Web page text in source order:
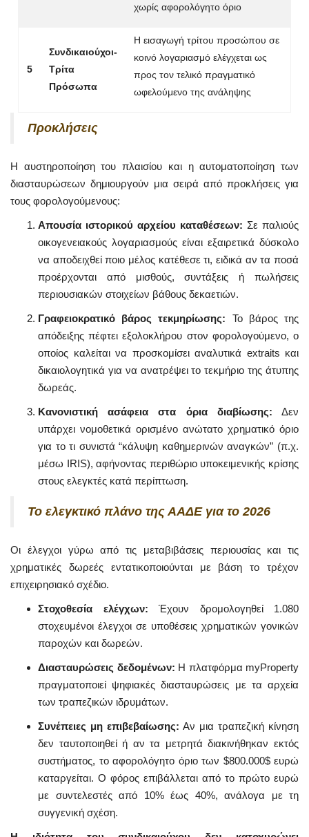
χωρίς αφορολόγητο όριο
5
Συνδικαιούχοι-
Τρίτα
Πρόσωπα
Η εισαγωγή τρίτου προσώπου σε
κοινό λογαριασμό ελέγχεται ως
προς τον τελικό πραγματικό
ωφελούμενο της ανάληψης
Προκλήσεις
Η αυστηροποίηση του πλαισίου και η αυτοματοποίηση των
διασταυρώσεων δημιουργούν μια σειρά από προκλήσεις για
τους φορολογούμενους:
Απουσία ιστορικού αρχείου καταθέσεων: Σε παλιούς
οικογενειακούς λογαριασμούς είναι εξαιρετικά δύσκολο
να αποδειχθεί ποιο μέλος κατέθεσε τι, ειδικά αν τα ποσά
προέρχονται από μισθούς, συντάξεις ή πωλήσεις
περιουσιακών στοιχείων βάθους δεκαετιών.
Γραφειοκρατικό βάρος τεκμηρίωσης: Το βάρος της
απόδειξης πέφτει εξολοκλήρου στον φορολογούμενο, ο
οποίος καλείται να προσκομίσει αναλυτικά extraits και
δικαιολογητικά για να ανατρέψει το τεκμήριο της άτυπης
δωρεάς.
Κανονιστική ασάφεια στα όρια διαβίωσης: Δεν
υπάρχει νομοθετικά ορισμένο ανώτατο χρηματικό όριο
για το τι συνιστά “κάλυψη καθημερινών αναγκών” (π.χ.
μέσω IRIS), αφήνοντας περιθώριο υποκειμενικής κρίσης
στους ελεγκτές κατά περίπτωση.
Το ελεγκτικό πλάνο της ΑΑΔΕ για το 2026
Οι έλεγχοι γύρω από τις μεταβιβάσεις περιουσίας και τις
χρηματικές δωρεές εντατικοποιούνται με βάση το τρέχον
επιχειρησιακό σχέδιο.
Στοχοθεσία ελέγχων: Έχουν δρομολογηθεί 1.080
στοχευμένοι έλεγχοι σε υποθέσεις χρηματικών γονικών
παροχών και δωρεών.
Διασταυρώσεις δεδομένων: Η πλατφόρμα myProperty
πραγματοποιεί ψηφιακές διασταυρώσεις με τα αρχεία
των τραπεζικών ιδρυμάτων.
Συνέπειες μη επιβεβαίωσης: Αν μια τραπεζική κίνηση
δεν ταυτοποιηθεί ή αν τα μετρητά διακινήθηκαν εκτός
συστήματος, το αφορολόγητο όριο των $800.000$ευρώ
καταργείται. Ο φόρος επιβάλλεται από το πρώτο ευρώ
με συντελεστές από 10% έως 40%, ανάλογα με τη
συγγενική σχέση.